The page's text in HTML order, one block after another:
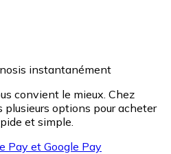
instantanément
convient le mieux. Chez
plusieurs options pour acheter
et simple.
Pay et Google Pay